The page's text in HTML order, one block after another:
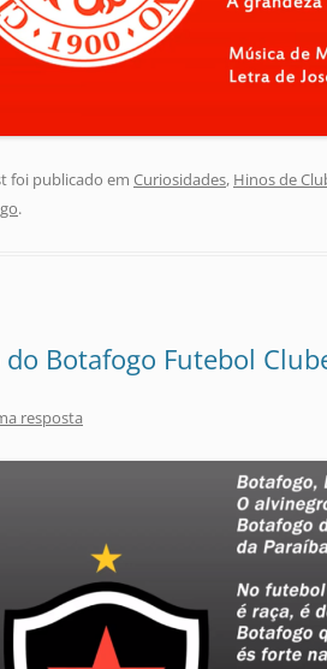
foi publicado em Curiosidades, Hinos de
.
Botafogo Futebol
resposta